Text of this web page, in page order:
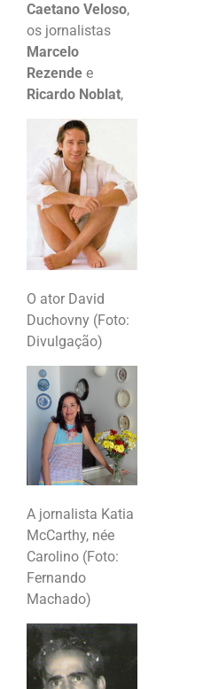
Caetano Veloso,
os jornalistas
Marcelo
Rezende e
Ricardo Noblat,
O ator David
Duchovny (Foto:
Divulgação)
A jornalista Katia
McCarthy, née
Carolino (Foto:
Fernando
Machado)